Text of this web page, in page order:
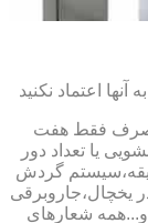
اعتماد نکنید
فقط هفت
یا تعداد دور
و شوی ظروف تنها در 12 دقیقه،سیستم گردش
یخچال،جاروبرقی
شعارهای